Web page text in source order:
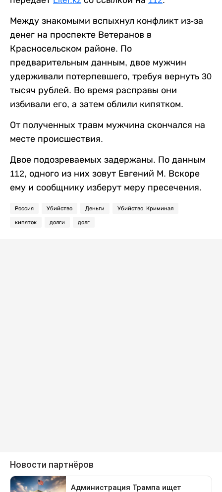
Между знакомыми вспыхнул конфликт из-за
денег на проспекте Ветеранов в
Красносельском районе. По
предварительным данным, двое мужчин
удерживали потерпевшего, требуя вернуть 30
тысяч рублей. Во время расправы они
избивали его, а затем облили кипятком.
От полученных травм мужчина скончался на
месте происшествия.
Двое подозреваемых задержаны. По данным
112, одного из них зовут Евгений М. Вскоре
ему и сообщнику изберут меру пресечения.
Россия Убийство Деньги Убийство. Криминал
кипяток долги долг